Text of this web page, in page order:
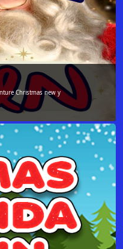
Christmas new y